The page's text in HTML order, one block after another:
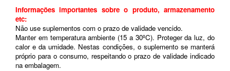
Informações importantes sobre o produto, armazenamento
etc:
Não use suplementos com o prazo de validade vencido.
Manter em temperatura ambiente (15 a 30ºC). Proteger da luz, do
calor e da umidade. Nestas condições, o suplemento se manterá
próprio para o consumo, respeitando o prazo de validade indicado
na embalagem.